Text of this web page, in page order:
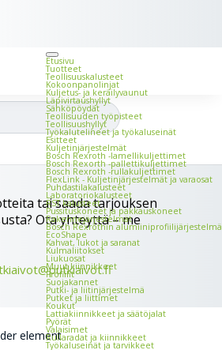
Etusivu
Tuotteet
Teollisuus­kalusteet
Kokoonpano­linjat
Kuljetus- ja keräilyvaunut
Läpivirtaus­hyllyt
Sähköpöydät
Teollisuuden työ­pisteet
Teollisuushyllyt
Työkalu­telineet ja työkalu­seinät
Esitteet
Kuljetin­järjestelmät
Bosch Rexroth -lamelli­kuljettimet
Bosch Rexorth -palletti­kuljettimet
Bosch Rexroth -rulla­kuljettimet
FlexLink - Kuljetin­järjestelmät ja vara­osat
Puhdastila­kalusteet
Laboratorio­kalusteet
RST kalusteet
Pussitus­koneet ja pakkauskoneet
Rakenne­järjestelmät
Bosch Rexrothin alumiini­profiili­järjestelmä
EcoShape
Kahvat, lukot ja saranat
Kulmaliitokset
Liukuosat
Muut kiinnikkeet
Profiilit
Suojakannet
Putki- ja liitin­järjestelmä
Putket ja liittimet
Koukut
Lattia­kiinnikkeet ja säätö­jalat
Pyörät
Valaisimet
Rullaradat ja kiinnikkeet
Työkalu­seinät ja tarvikkeet
tai saada tarjouksen
Ota yhteyttä – me
element